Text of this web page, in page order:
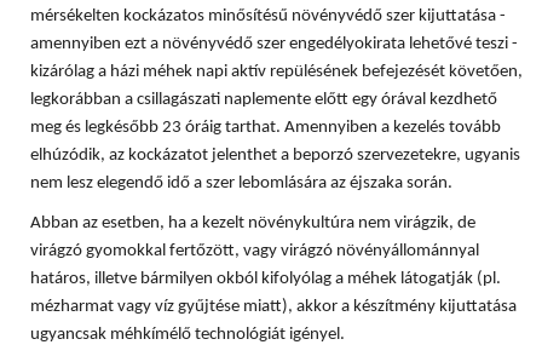
mérsékelten kockázatos minősítésű növényvédő szer kijuttatása -
amennyiben ezt a növényvédő szer engedélyokirata lehetővé teszi -
kizárólag a házi méhek napi aktív repülésének befejezését követően,
legkorábban a csillagászati naplemente előtt egy órával kezdhető
meg és legkésőbb 23 óráig tarthat. Amennyiben a kezelés tovább
elhúzódik, az kockázatot jelenthet a beporzó szervezetekre, ugyanis
nem lesz elegendő idő a szer lebomlására az éjszaka során.
Abban az esetben, ha a kezelt növénykultúra nem virágzik, de
virágzó gyomokkal fertőzött, vagy virágzó növényállománnyal
határos, illetve bármilyen okból kifolyólag a méhek látogatják (pl.
mézharmat vagy víz gyűjtése miatt), akkor a készítmény kijuttatása
ugyancsak méhkímélő technológiát igényel.